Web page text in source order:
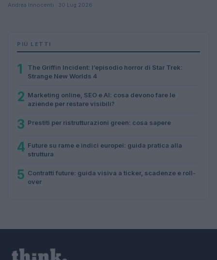
Andrea Innocenti · 30 Lug 2026
PIÙ LETTI
1
The Griffin Incident: l’episodio horror di Star Trek:
Strange New Worlds 4
2 Marketing online, SEO e AI: cosa devono fare le
aziende per restare visibili?
3 Prestiti per ristrutturazioni green: cosa sapere
4 Future su rame e indici europei: guida pratica alla
struttura
5 Contratti future: guida visiva a ticker, scadenze e roll-
over